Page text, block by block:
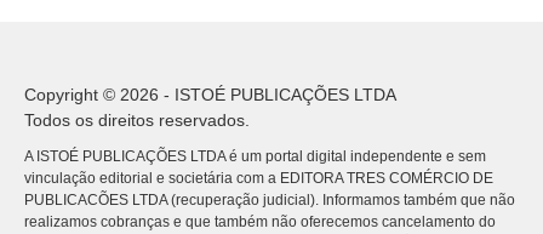
Copyright © 2026 - ISTOÉ PUBLICAÇÕES LTDA
Todos os direitos reservados.
A ISTOÉ PUBLICAÇÕES LTDA é um portal digital independente e sem
vinculação editorial e societária com a EDITORA TRES COMÉRCIO DE
PUBLICACÕES LTDA (recuperação judicial). Informamos também que não
realizamos cobranças e que também não oferecemos cancelamento do